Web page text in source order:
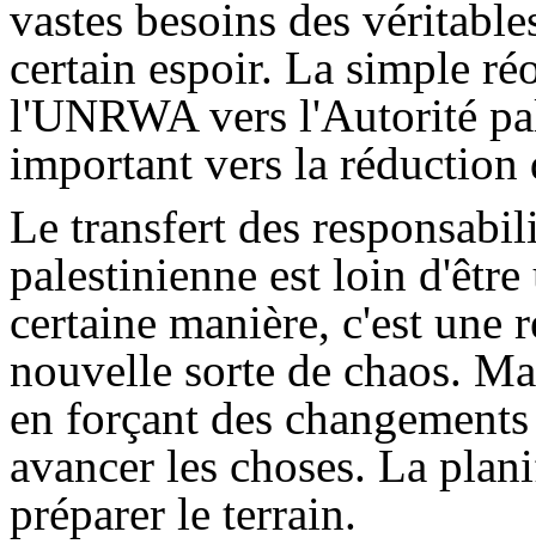
vastes besoins des
certain espoir. La simple
l'UNRWA vers l'Autorité
important vers la
Le transfert des
palestinienne est loin
certaine manière, c'est une
nouvelle sorte de chaos.
en forçant des
avancer les choses. La
préparer le terrain.